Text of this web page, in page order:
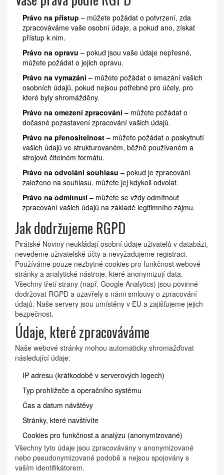
Právo na přístup – můžete požádat o potvrzení, zda
zpracováváme vaše osobní údaje, a pokud ano, získat
přístup k nim.
Právo na opravu – pokud jsou vaše údaje nepřesné,
můžete požádat o jejich opravu.
Právo na vymazání – můžete požádat o smazání vašich
osobních údajů, pokud nejsou potřebné pro účely, pro
které byly shromážděny.
Právo na omezení zpracování – můžete požádat o
dočasné pozastavení zpracování vašich údajů.
Právo na přenositelnost – můžete požádat o poskytnutí
vašich údajů ve strukturovaném, běžně používaném a
strojově čitelném formátu.
Právo na odvolání souhlasu – pokud je zpracování
založeno na souhlasu, můžete jej kdykoli odvolat.
Právo na odmítnutí – můžete se vždy odmítnout
zpracování vašich údajů na základě legitimního zájmu.
Jak dodržujeme RGPD
Pirátské Noviny neukládají osobní údaje uživatelů v databázi,
nevedeme uživatelské účty a nevyžadujeme registraci.
Používáme pouze nezbytné cookies pro funkčnost webové
stránky a analytické nástroje, které anonymizují data.
Všechny třetí strany (např. Google Analytics) jsou povinné
dodržovat RGPD a uzavřely s námi smlouvy o zpracování
údajů. Naše servery jsou umístěny v EU a zajišťujeme jejich
bezpečnost.
Údaje, které zpracováváme
Naše webové stránky mohou automaticky shromažďovat
následující údaje:
IP adresu (krátkodobě v serverových logech)
Typ prohlížeče a operačního systému
Čas a datum návštěvy
Stránky, které navštívíte
Cookies pro funkčnost a analýzu (anonymizované)
Všechny tyto údaje jsou zpracovávány v anonymizované
nebo pseudonymizované podobě a nejsou spojovány s
vaším identifikátorem.